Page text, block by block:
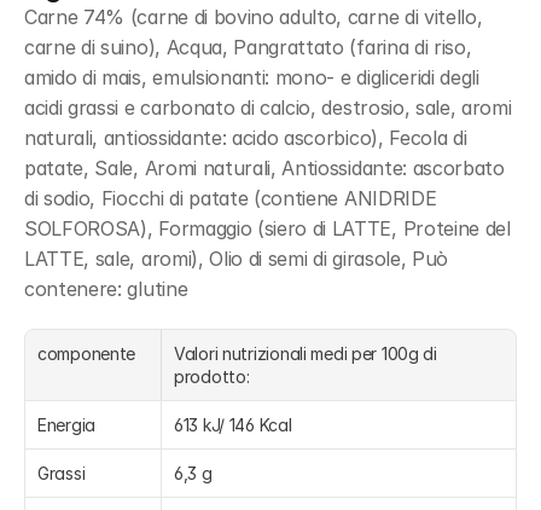
Carne 74% (carne di bovino adulto, carne di vitello,
carne di suino), Acqua, Pangrattato (farina di riso,
amido di mais, emulsionanti: mono- e digliceridi degli
acidi grassi e carbonato di calcio, destrosio, sale, aromi
naturali, antiossidante: acido ascorbico), Fecola di
patate, Sale, Aromi naturali, Antiossidante: ascorbato
di sodio, Fiocchi di patate (contiene ANIDRIDE
SOLFOROSA), Formaggio (siero di LATTE, Proteine del
LATTE, sale, aromi), Olio di semi di girasole, Può
contenere: glutine
componente
Valori nutrizionali medi per 100g di
prodotto:
Energia 613 kJ/ 146 Kcal
Grassi 6,3 g